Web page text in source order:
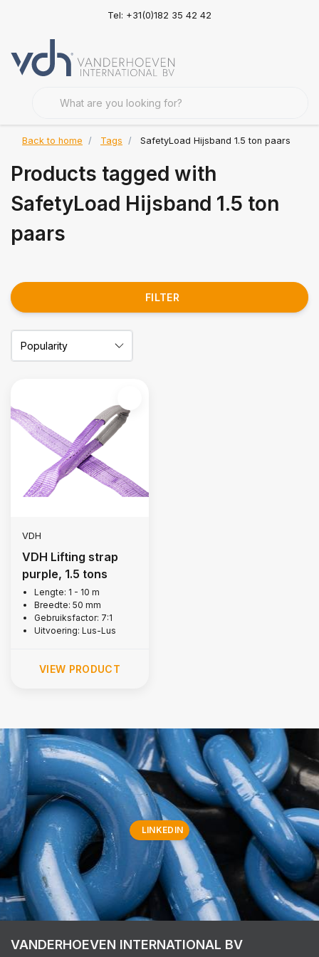
Tel: +31(0)182 35 42 42
Back to home Tags SafetyLoad Hijsband 1.5 ton paars
Products tagged with
SafetyLoad Hijsband 1.5 ton
paars
FILTER
VDH
VDH Lifting strap
purple, 1.5 tons
Lengte: 1 - 10 m
Breedte: 50 mm
Gebruiksfactor: 7:1
Uitvoering: Lus-Lus
VIEW PRODUCT
LINKEDIN
VANDERHOEVEN INTERNATIONAL BV